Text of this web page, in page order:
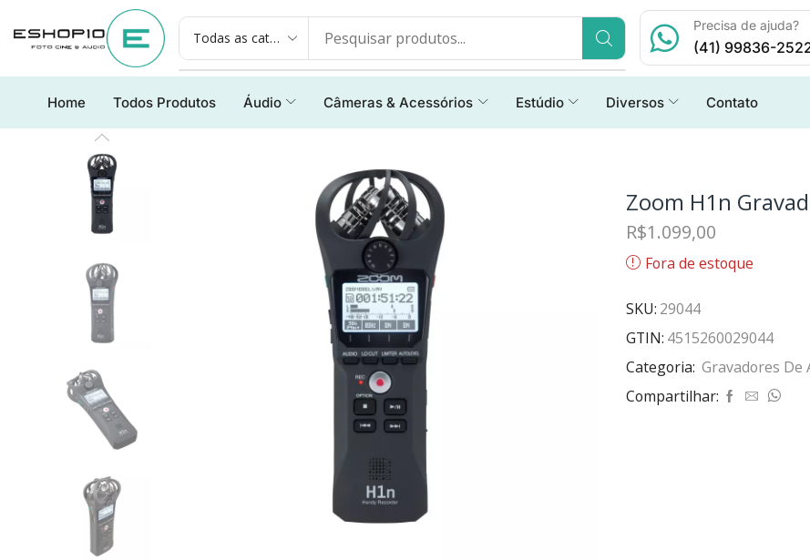
Precisa de ajuda?
(41) 99836-
Home Todos Produtos Áudio Câmeras & Acessórios Estúdio Diversos Contato
Zoom H1n
R$1.099,00
Fora de estoque
SKU: 29044
GTIN: 4515260029044
Categoria: Gravadores De
Compartilhar: